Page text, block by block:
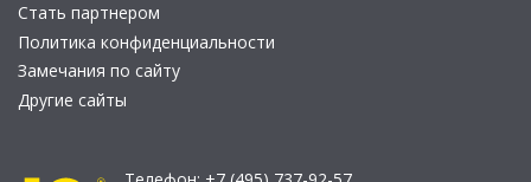
Стать партнером
Политика конфиденциальности
Замечания по сайту
Другие сайты